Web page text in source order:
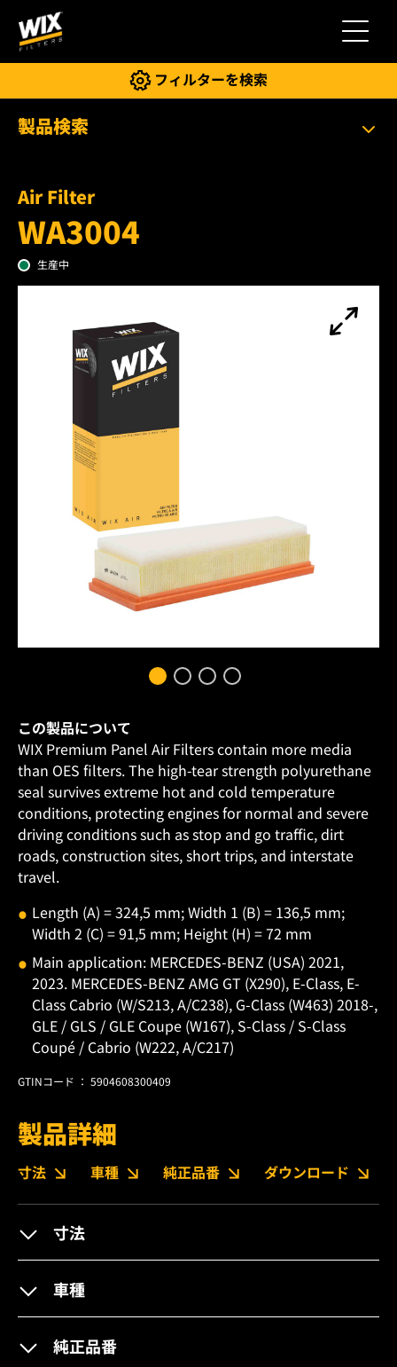
切り替え
フィルターを検索
製品検索
Air Filter
WA3004
生産中
この製品について
WIX Premium Panel Air Filters contain more media
than OES filters. The high-tear strength polyurethane
seal survives extreme hot and cold temperature
conditions, protecting engines for normal and severe
driving conditions such as stop and go traffic, dirt
roads, construction sites, short trips, and interstate
travel.
Length (A) = 324,5 mm; Width 1 (B) = 136,5 mm;
Width 2 (C) = 91,5 mm; Height (H) = 72 mm
Main application: MERCEDES-BENZ (USA) 2021,
2023. MERCEDES-BENZ AMG GT (X290), E-Class, E-
Class Cabrio (W/S213, A/C238), G-Class (W463) 2018-,
GLE / GLS / GLE Coupe (W167), S-Class / S-Class
Coupé / Cabrio (W222, A/C217)
GTINコード ： 5904608300409
製品詳細
寸法 車種 純正品番 ダウンロード
寸法
車種
純正品番